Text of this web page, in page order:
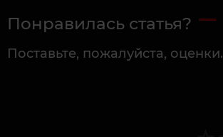
Понравилась статья?
Поставьте, пожалуйста, оценки.